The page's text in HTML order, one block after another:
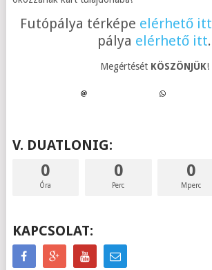
Futópálya térképe elérhető itt
pálya elérhető itt.
Megértését KÖSZÖNJÜK!
V. DUATLONIG:
0
Óra
0
Perc
0
Mperc
KAPCSOLAT: